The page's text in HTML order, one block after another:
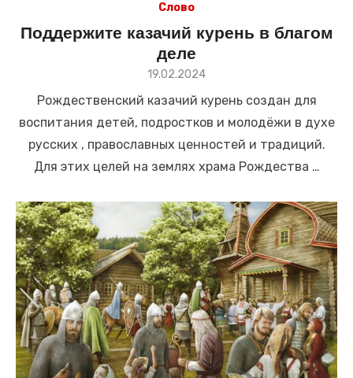
Слово
Поддержите казачий курень в благом
деле
Размещено
19.02.2024
Рождественский казачий курень создан для
воспитания детей, подростков и молодёжи в духе
русских , православных ценностей и традиций.
Для этих целей на землях храма Рождества …